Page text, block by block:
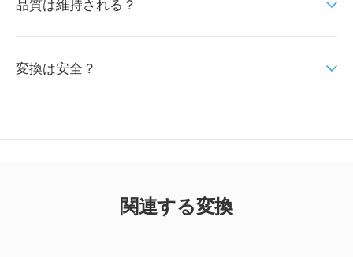
品質は維持される？
変換は安全？
関連する変換